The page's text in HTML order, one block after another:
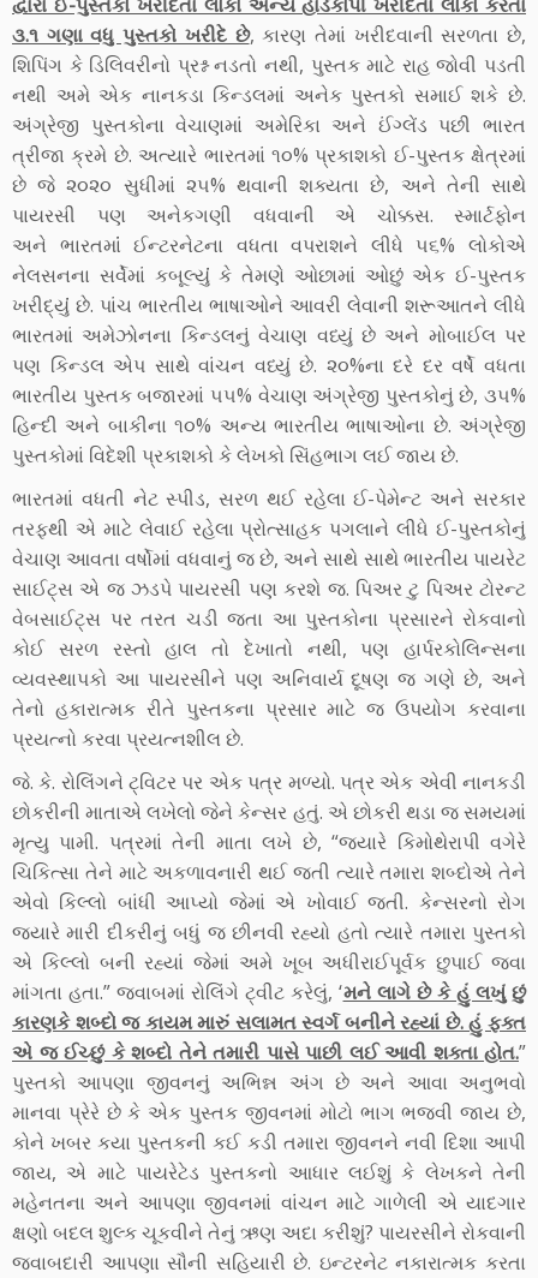
દ્વારા ઈ-પુસ્તકો ખરીદતા લોકો અન્ય હાર્ડકોપી ખરીદતા લોકો કરતા
૩.૧ ગણા વધુ પુસ્તકો ખરીદે છે, કારણ તેમાં ખરીદવાની સરળતા છે,
શિપિંગ કે ડિલિવરીનો પ્રશ્ન નડતો નથી, પુસ્તક માટે રાહ જોવી પડતી
નથી અમે એક નાનકડા કિન્ડલમાં અનેક પુસ્તકો સમાઈ શકે છે.
અંગ્રેજી પુસ્તકોના વેચાણમાં અમેરિકા અને ઈંગ્લેંડ પછી ભારત
ત્રીજા ક્રમે છે. અત્યારે ભારતમાં ૧૦% પ્રકાશકો ઈ-પુસ્તક ક્ષેત્રમાં
છે જે ૨૦૨૦ સુધીમાં ૨૫% થવાની શક્યતા છે, અને તેની સાથે
પાયરસી પણ અનેકગણી વધવાની એ ચોક્કસ. સ્માર્ટફોન
અને ભારતમાંં ઈન્ટરનેટના વધતા વપરાશને લીધે ૫૬% લોકોએ
નેલસનના સર્વેમાં કબૂલ્યુંં કે તેમણે ઓછામાં ઓછું એક ઈ-પુસ્તક
ખરીદ્યુંં છે. પાંચ ભારતીય ભાષાઓને આવરી લેવાની શરૂઆતને લીધે
ભારતમાં અમેઝોનના કિન્ડલનું વેચાણ વધ્યું છે અને મોબાઈલ પર
પણ કિન્ડલ એપ સાથે વાંચન વધ્યું છે. ૨૦%ના દરે દર વર્ષે વધતા
ભારતીય પુસ્તક બજારમાં ૫૫% વેચાણ અંગ્રેજી પુસ્તકોનું છે, ૩૫%
હિન્દી અને બાકીના ૧૦% અન્ય ભારતીય ભાષાઓના છે. અંગ્રેજી
પુસ્તકોમાં વિદેશી પ્રકાશકો કે લેખકો સિંહભાગ લઈ જાય છે.
ભારતમાં વધતી નેટ સ્પીડ, સરળ થઈ રહેલા ઈ-પેમેન્ટ અને સરકાર
તરફથી એ માટે લેવાઈ રહેલા પ્રોત્સાહક પગલાને લીધે ઈ-પુસ્તકોનું
વેચાણ આવતા વર્ષોમાં વધવાનું જ છે, અને સાથે સાથે ભારતીય પાયરેટ
સાઈટ્સ એ જ ઝડપે પાયરસી પણ કરશે જ. પિઅર ટુ પિઅર ટોરન્ટ
વેબસાઈટ્સ પર તરત ચડી જતા આ પુસ્તકોના પ્રસારને રોકવાનો
કોઈ સરળ રસ્તો હાલ તો દેખાતો નથી, પણ હાર્પરકોલિન્સના
વ્યવસ્થાપકો આ પાયરસીને પણ અનિવાર્ય દૂષણ જ ગણે છે, અને
તેનો હકારાત્મક રીતે પુસ્તકના પ્રસાર માટે જ ઉપયોગ કરવાના
પ્રયત્નો કરવા પ્રયત્નશીલ છે.
જે. કે. રોલિંગને ટ્વિટર પર એક પત્ર મળ્યો. પત્ર એક એવી નાનકડી
છોકરીની માતાએ લખેલો જેને કેન્સર હતું. એ છોકરી થડા જ સમયમાં
મૃત્યુ પામી. પત્રમાં તેની માતા લખે છે, “જ્યારે કિમોથેરાપી વગેરે
ચિકિત્સા તેને માટે અકળાવનારી થઈ જતી ત્યારે તમારા શબ્દોએ તેને
એવો કિલ્લો બાંધી આપ્યો જેમાં એ ખોવાઈ જતી. કેન્સરનો રોગ
જ્યારે મારી દીકરીનું બધું જ છીનવી રહ્યો હતો ત્યારે તમારા પુસ્તકો
એ કિલ્લો બની રહ્યાં જેમાં અમે ખૂબ અધીરાઈપૂર્વક છુપાઈ જવા
માંગતા હતા.” જવાબમાં રોલિંગે ટ્વીટ કરેલું, ‘મને લાગે છે કે હું લખું છું
કારણકે શબ્દો જ કાયમ મારું સલામત સ્વર્ગ બનીને રહ્યાં છે. હું ફક્ત
એ જ ઈચ્છું કે શબ્દો તેને તમારી પાસે પાછી લઈ આવી શક્તા હોત.”
પુસ્તકો આપણા જીવનનું અભિન્ન અંગ છે અને આવા અનુભવો
માનવા પ્રેરે છે કે એક પુસ્તક જીવનમાં મોટો ભાગ ભજવી જાય છે,
કોને ખબર કયા પુસ્તકની કઈ કડી તમારા જીવનને નવી દિશા આપી
જાય, એ માટે પાયરેટેડ પુસ્તકનો આધાર લઈશું કે લેખકને તેની
મહેનતના અને આપણા જીવનમાં વાંચન માટે ગાળેલી એ યાદગાર
ક્ષણો બદલ શુલ્ક ચૂકવીને તેનું ઋણ અદા કરીશું? પાયરસીને રોકવાની
જવાબદારી આપણા સૌની સહિયારી છે. ઇન્ટરનેટ નકારાત્મક કરતા